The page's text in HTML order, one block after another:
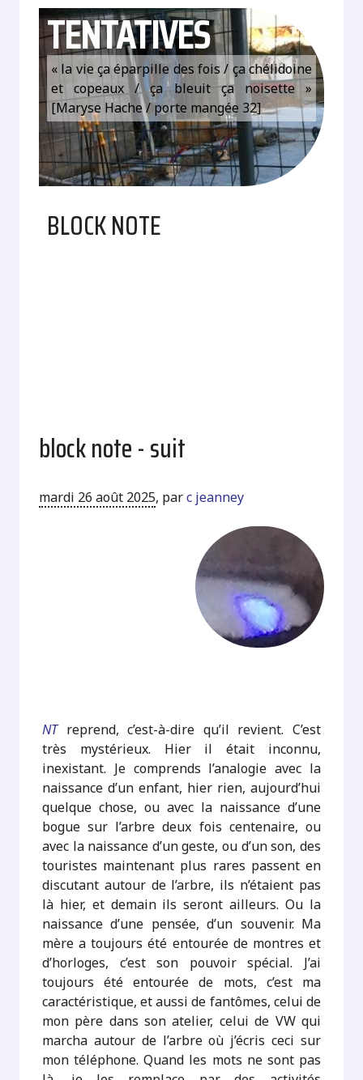
TENTATIVES
« la vie ça éparpille des fois / ça chélidoine
et copeaux / ça bleuit ça noisette »
[Maryse Hache / porte mangée 32]
BLOCK NOTE
block note - suit
mardi 26 août 2025, parc jeanney
NTreprend, c’est-à-dire qu’il revient. C’est
très mystérieux. Hier il était inconnu,
inexistant. Je comprends l’analogie avec la
naissance d’un enfant, hier rien, aujourd’hui
quelque chose, ou avec la naissance d’une
bogue sur l’arbre deux fois centenaire, ou
avec la naissance d’un geste, ou d’un son, des
touristes maintenant plus rares passent en
discutant autour de l’arbre, ils n’étaient pas
là hier, et demain ils seront ailleurs. Ou la
naissance d’une pensée, d’un souvenir. Ma
mère a toujours été entourée de montres et
d’horloges, c’est son pouvoir spécial. J’ai
toujours été entourée de mots, c’est ma
caractéristique, et aussi de fantômes, celui de
mon père dans son atelier, celui de VW qui
marcha autour de l’arbre où j’écris ceci sur
mon téléphone. Quand les mots ne sont pas